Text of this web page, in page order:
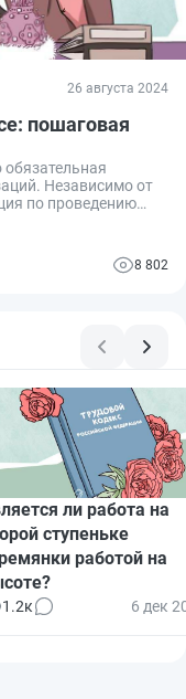
26 августа 2024
пошаговая
Независимо от
по проведению
офис, где вредные
8 802
ли работа на
ступеньке
работой на
1.2к 6 дек